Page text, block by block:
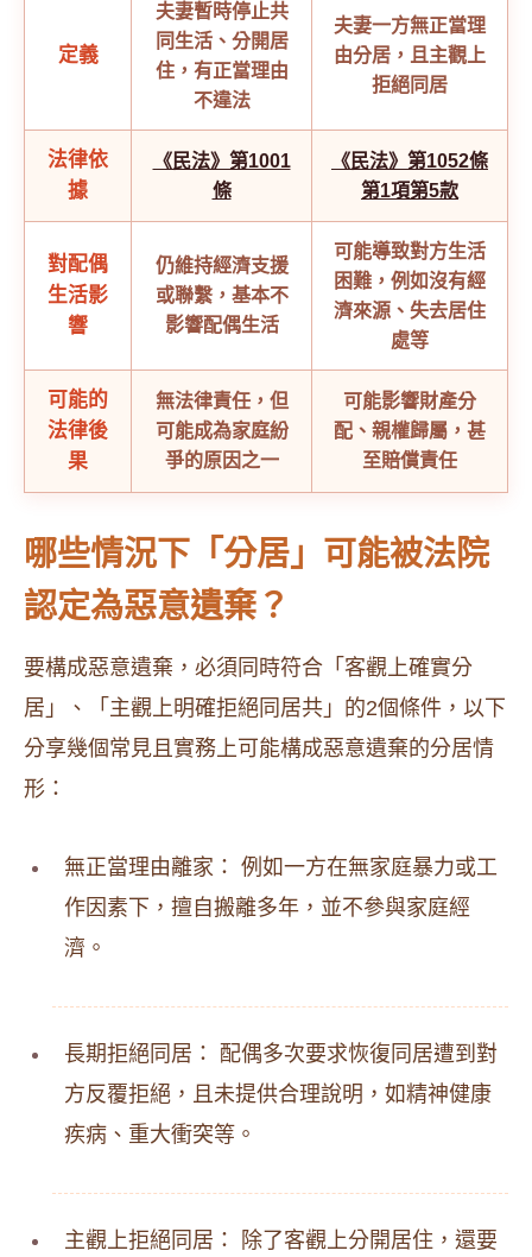
定義
夫妻暫時停止共
同生活、分開居
住，有正當理由
不違法
夫妻一方無正當理
由分居，且主觀上
拒絕同居
法律依
據
《民法》第1001
條
《民法》第1052條
第1項第5款
對配偶
生活影
響
仍維持經濟支援
或聯繫，基本不
影響配偶生活
可能導致對方生活
困難，例如沒有經
濟來源、失去居住
處等
可能的
法律後
果
無法律責任，但
可能成為家庭紛
爭的原因之一
可能影響財產分
配、親權歸屬，甚
至賠償責任
哪些情況下「分居」可能被法院
認定為惡意遺棄？
要構成惡意遺棄，必須同時符合「客觀上確實分
居」、「主觀上明確拒絕同居共」的2個條件，以下
分享幾個常見且實務上可能構成惡意遺棄的分居情
形：
無正當理由離家： 例如一方在無家庭暴力或工
作因素下，擅自搬離多年，並不參與家庭經
濟。
長期拒絕同居： 配偶多次要求恢復同居遭到對
方反覆拒絕，且未提供合理說明，如精神健康
疾病、重大衝突等。
主觀上拒絕同居： 除了客觀上分開居住，還要